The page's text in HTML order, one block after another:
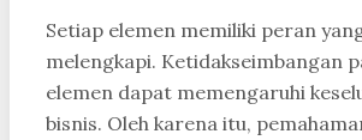
Setiap elemen memiliki peran
melengkapi. Ketidakseimbangan
elemen dapat memengaruhi
bisnis. Oleh karena itu,